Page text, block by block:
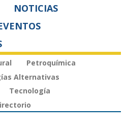
NOTICIAS
Petroquímica
Alternativas
Tecnología